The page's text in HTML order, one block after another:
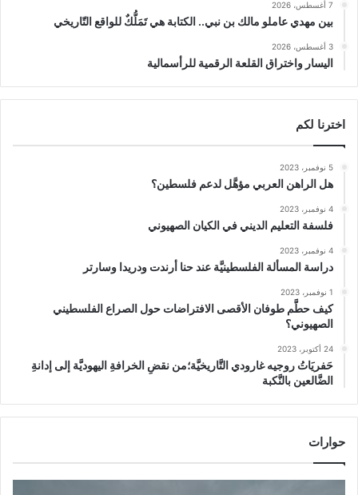
7 أغسطس، 2026
بين مهدي عاملو مالك بن نبي.. الكتابة هي تَمَلُّكٌ للواقع التّاريخي
3 أغسطس، 2026
اليسار واختراق القلعة الرقمية للرأسمالية
اخترنا لكم
5 نوفمبر، 2023
هل الراهن العربي مؤهَّل لدعم فلسطين؟
4 نوفمبر، 2023
فلسفة التعليم الديني في الكيان الصهيوني
4 نوفمبر، 2023
دراسة المسألة الفلسطينيَّة عند حنا أرندت ودريدا وسارتر
1 نوفمبر، 2023
كيف حطَّم طوفان الأقصى الافتراضات حول الصراع الفلسطيني
الصهيوني؟
24 أكتوبر، 2023
حَفريَاتُ روجيه غارودي التَّاريخيَّة؛من نقضِ الخرافةِ اليهوديَّة إلى إدانةِ
الضَّالعين بالنَّكبة
حوارات